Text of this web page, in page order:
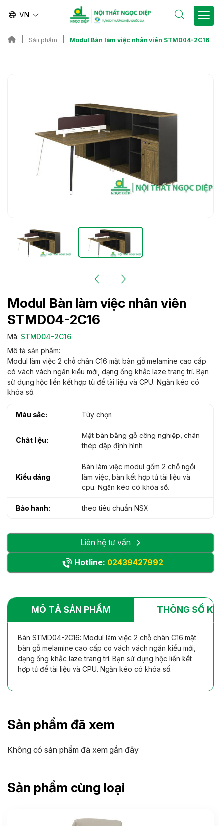
VN
Sản phẩm Modul Bàn làm việc nhân viên STMD04-2C16
Modul Bàn làm việc nhân viên
STMD04-2C16
Mã: STMD04-2C16
Mô tả sản phẩm:
Modul làm việc 2 chỗ chân C16 mặt bàn gỗ melamine cao cấp
có vách vách ngăn kiểu mới, dạng ống khắc laze trang trí. Bạn
sử dụng hộc liền kết hợp tủ để tài liệu và CPU. Ngăn kéo có
khóa số.
Màu sắc: Tùy chọn
Chất liệu:
Mặt bàn bằng gỗ công nghiệp, chân
thép dập định hình
Kiểu dáng
Bàn làm việc modul gồm 2 chỗ ngồi
làm việc, bàn kết hợp tủ tài liệu và
cpu. Ngăn kéo có khóa số.
Bảo hành: theo tiêu chuẩn NSX
Liên hệ tư vấn
Hotline: 02439427992
MÔ TẢ SẢN PHẨM THÔNG SỐ
Bàn STMD04-2C16: Modul làm việc 2 chỗ chân C16 mặt
bàn gỗ melamine cao cấp có vách vách ngăn kiểu mới,
dạng ống khắc laze trang trí. Bạn sử dụng hộc liền kết
hợp tủ để tài liệu và CPU. Ngăn kéo có khóa số.
Sản phẩm đã xem
Không có sản phẩm đã xem gần đây
Sản phẩm cùng loại